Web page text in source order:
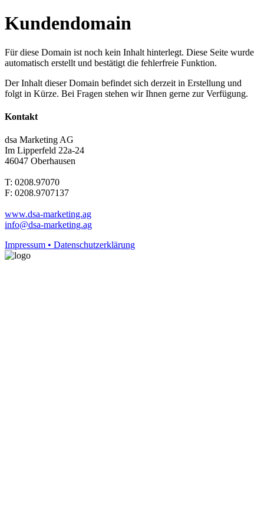
Kundendomain
Für diese Domain ist noch kein Inhalt hinterlegt. Diese Seite wurde
automatisch erstellt und bestätigt die fehlerfreie Funktion.
Der Inhalt dieser Domain befindet sich derzeit in Erstellung und
folgt in Kürze. Bei Fragen stehen wir Ihnen gerne zur Verfügung.
Kontakt
dsa Marketing AG
Im Lipperfeld 22a-24
46047 Oberhausen
T: 0208.97070
F: 0208.9707137
www.dsa-marketing.ag
info@dsa-marketing.ag
Impressum • Datenschutzerklärung